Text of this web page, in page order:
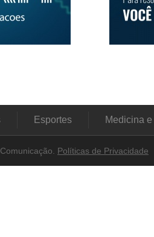
Esportes Medicina
Políticas de Privacidade